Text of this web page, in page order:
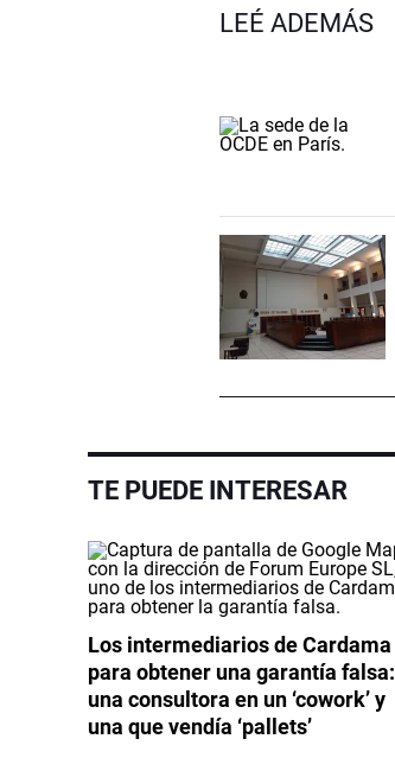
LEÉ ADEMÁS
TE PUEDE INTERESAR
Los intermediarios de Cardama
para obtener una garantía falsa:
una consultora en un ‘cowork’ y
una que vendía ‘pallets’